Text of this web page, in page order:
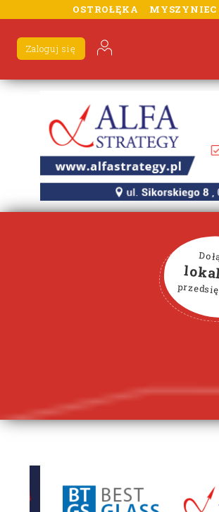
OSTROŁĘKA MYSZYNIEC
Zaloguj się
lorem ipsum